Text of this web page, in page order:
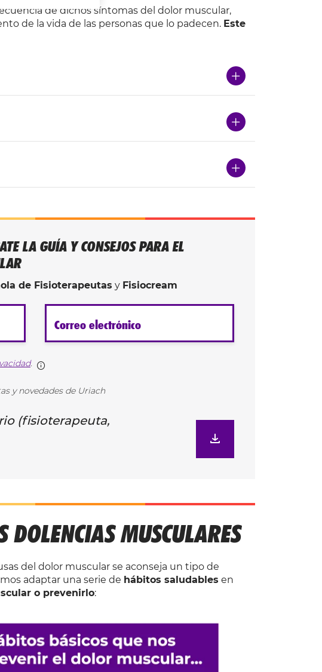
de dichos síntomas del dolor muscular,
de la vida de las personas que lo padecen. Este
LA GUÍA Y CONSEJOS PARA EL
de Fisioterapeutas y Fisiocream
Correo electrónico
.
y novedades de Uriach
(fisioterapeuta,
MUSCULARES
del dolor muscular se aconseja un tipo de
adaptar una serie de hábitos saludables en
o prevenirlo: